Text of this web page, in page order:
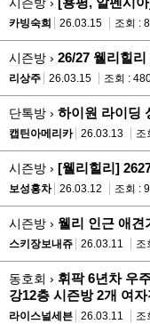
카빙숙희 26.03.15 조회 :
시즌방 › 26/27 웰리힐
리상주 26.03.15 조회 :
단톡방 › 하이원 라이딩
캡틴아메리카 26.03.13 조
시즌방 › [웰리힐리]
보성홍차 26.03.12 조회 :
시즌방 › 웰리 인근 애견
스키장보내쥬 26.03.11 조
동호회 › 휘팍 6년차 우
강12층 시즌방 2개 여
라이스널세븐 26.03.11 조